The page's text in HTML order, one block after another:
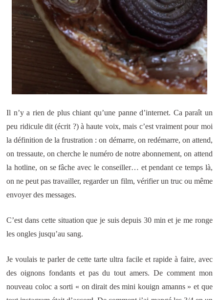
Il n’y a rien de plus chiant qu’une panne d’internet. Ca paraît un
peu ridicule dit (écrit ?) à haute voix, mais c’est vraiment pour moi
la définition de la frustration : on démarre, on redémarre, on attend,
on tressaute, on cherche le numéro de notre abonnement, on attend
la hotline, on se fâche avec le conseiller… et pendant ce temps là,
on ne peut pas travailler, regarder un film, vérifier un truc ou même
envoyer des messages.
C’est dans cette situation que je suis depuis 30 min et je me ronge
les ongles jusqu’au sang.
Je voulais te parler de cette tarte ultra facile et rapide à faire, avec
des oignons fondants et pas du tout amers. De comment mon
nouveau coloc a sorti « on dirait des mini kouign amanns » et que